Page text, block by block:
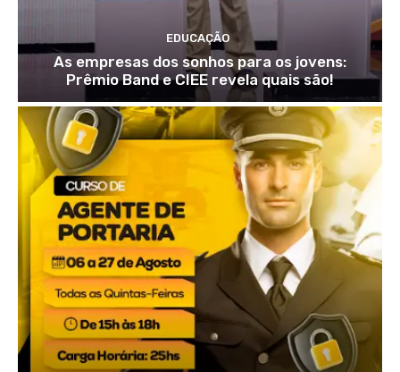
EDUCAÇÃO
As empresas dos sonhos para os jovens:
Prêmio Band e CIEE revela quais são!